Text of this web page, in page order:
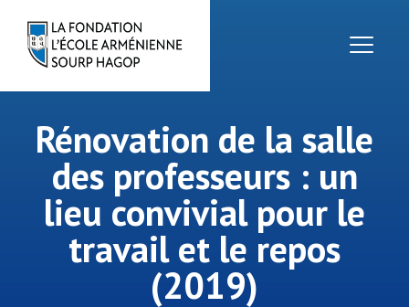
Rénovation de la salle
des professeurs : un
lieu convivial pour le
travail et le repos
(2019)